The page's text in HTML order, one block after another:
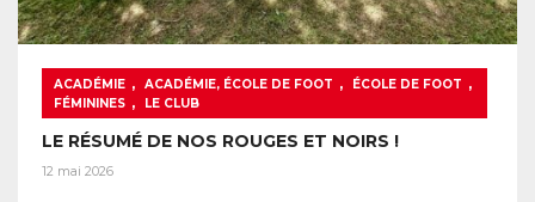
ACADÉMIE , ACADÉMIE, ÉCOLE DE FOOT , ÉCOLE DE FOOT ,
FÉMININES , LE CLUB
LE RÉSUMÉ DE NOS ROUGES ET NOIRS !
12 mai 2026